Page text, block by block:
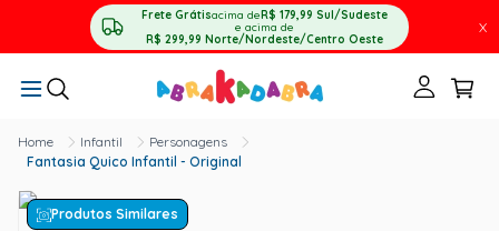
Frete Grátisacima deR$ 179,99 Sul/Sudeste
e acima de
R$ 299,99 Norte/Nordeste/Centro Oeste
X
Infantil
Personagens
Fantasia Quico Infantil - Original
Produtos Similares